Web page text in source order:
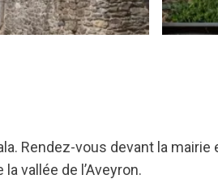
Rendez-vous devant la
vallée de l’Aveyron.